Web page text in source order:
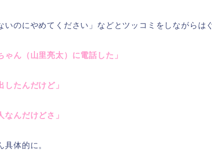
いのにやめてください」などとツッコミをしながらは
ゃん（山里亮太）に電話した」
したんだけど」
なんだけどさ」
具体的に。